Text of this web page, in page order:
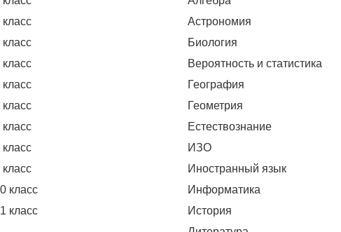
класс
класс
класс
класс
класс
класс
класс
класс
класс
класс
Астрономия
Биология
Вероятность и статистика
География
Геометрия
Естествознание
ИЗО
Иностранный язык
Информатика
История